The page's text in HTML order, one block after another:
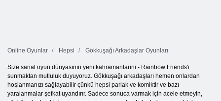
Online Oyunlar Hepsi Gökkuşağı Arkadaşlar Oyunları
Size sanal oyun dünyasının yeni kahramanlarını - Rainbow Friends'i
sunmaktan mutluluk duyuyoruz. Gökkuşağı arkadaşları hemen onlardan
hoşlanmanızı sağlayabilir çünkü hepsi parlak ve komiktir ve bazı
yaralanmalar şefkat uyandırır. Sadece sonuca varmak için acele etmeyin,